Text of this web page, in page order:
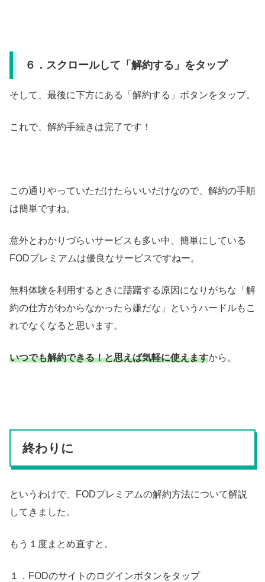
６．スクロールして「解約する」をタップ
そして、最後に下方にある「解約する」ボタンをタップ。
これで、解約手続きは完了です！
この通りやっていただけたらいいだけなので、解約の手順
は簡単ですね。
意外とわかりづらいサービスも多い中、簡単にしている
FODプレミアムは優良なサービスですねー。
無料体験を利用するときに躊躇する原因になりがちな「解
約の仕方がわからなかったら嫌だな」というハードルもこ
れでなくなると思います。
いつでも解約できる！と思えば気軽に使えますから。
終わりに
というわけで、FODプレミアムの解約方法について解説
してきました。
もう１度まとめ直すと。
１．FODのサイトのログインボタンをタップ